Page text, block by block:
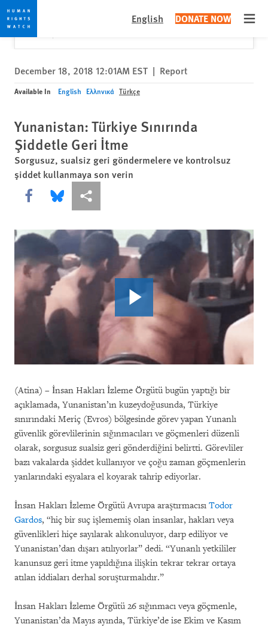
Skip
to
cookie
privacy
notice
Skip
to
main
content
English DONATE NOW
Would you like to read this page in English?
Yes
✕
December 18, 2018 12:01AM EST | Report
Available In English Ελληνικά Türkçe
Yunanistan: Türkiye Sınırında
Şiddetle Geri İtme
Sorgusuz, sualsiz geri göndermelere ve kontrolsuz
şiddet kullanmaya son verin
Share this via Facebook
Share this via Bluesky
More sharing options
(Atina) – İnsan Hakları İzleme Örgütü bugün yaptığı bir
açıklamada, Yunanistan’ın kuzeydoğusunda, Türkiye
sınırındaki Meriç (Evros) bölgesinde görev yapan Yunanlı
güvenlik görevlilerinin sığınmacıları ve göçmenleri düzenli
olarak, sorgusuz sualsiz geri gönderdiğini belirtti. Görevliler
bazı vakalarda şiddet kullanıyor ve çoğu zaman göçmenlerin
yanlarındaki eşyalara el koyarak tahrip ediyorlar.
İnsan Hakları İzleme Örgütü Avrupa araştırmacısı Todor
Gardos, “hiç bir suç işlememiş olan insanlar, hakları veya
güvenlikleri hiçe sayılarak alıkonuluyor, darp ediliyor ve
Yunanistan’dan dışarı atılıyorlar” dedi. “Yunanlı yetkililer
kanunsuz geri itme yapıldığına ilişkin tekrar tekrar ortaya
atılan iddiaları derhal soruşturmalıdır.”
İnsan Hakları İzleme Örgütü 26 sığınmacı veya göçmenle,
Yunanistan’da Mayıs ayında, Türkiye’de ise Ekim ve Kasım